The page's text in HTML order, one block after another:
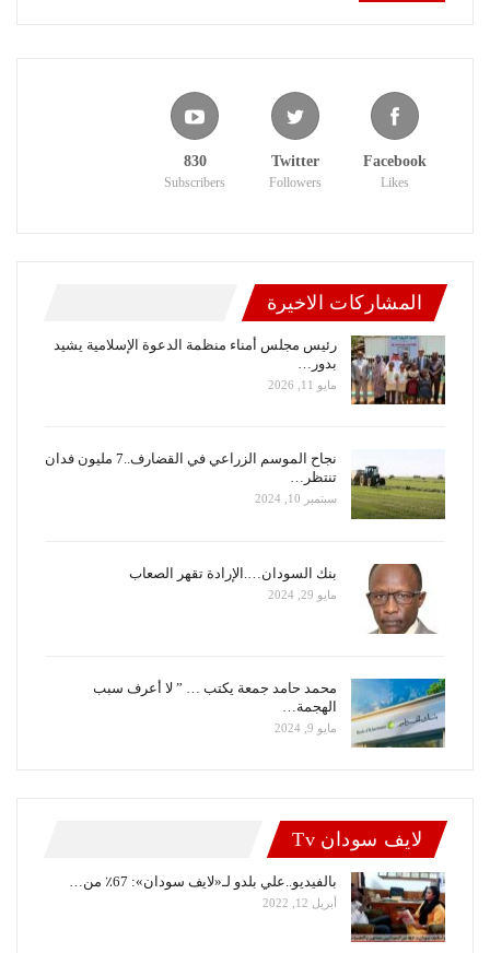
Facebook
Likes
Twitter
Followers
830
Subscribers
المشاركات الاخيرة
رئيس مجلس أمناء منظمة الدعوة الإسلامية يشيد
بدور…
مايو 11, 2026
نجاح الموسم الزراعي في القضارف..7 مليون فدان
تنتظر…
سبتمبر 10, 2024
بنك السودان….الإرادة تقهر الصعاب
مايو 29, 2024
محمد حامد جمعة يكتب … ” لا أعرف سبب
الهجمة…
مايو 9, 2024
لايف سودان Tv
بالفيديو..علي بلدو لـ«لايف سودان»: 67٪ من…
أبريل 12, 2022